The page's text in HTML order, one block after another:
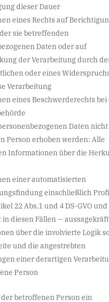
dieser Dauer
eines Rechts auf
sie betreffenden
Daten oder auf
der Verarbeitung durch
oder eines
Verarbeitung
eines Beschwerderechts
Daten
Person erhoben werden: Alle
Informationen über die
einer automatisierten
einschließlich
22 Abs.1 und 4 DS-GVO
diesen Fällen —
über die involvierte Logik
und die angestrebten
einer derartigen
Person
betroffenen Person ein